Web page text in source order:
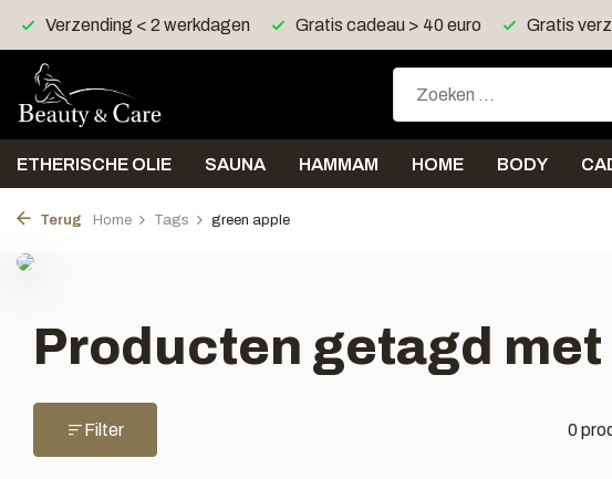
Verzending < 2 werkdagen Gratis cadeau > 40 euro Gratis
ETHERISCHE OLIE SAUNA HAMMAM HOME BODY
Terug Home Tags green apple
Producten getagd
Filter 0